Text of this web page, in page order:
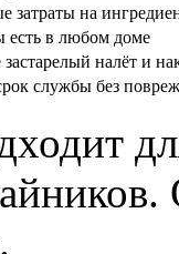
затраты на
есть в любом доме
застарелый налёт и
службы без